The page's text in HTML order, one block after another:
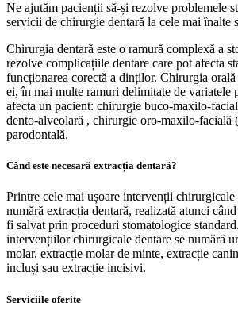
Ne ajutăm pacienții să-și rezolve problemele
servicii de chirurgie dentară la cele mai înalte
Chirurgia dentară este o ramură complexă a
rezolve complicațiile dentare care pot afecta
funcționarea corectă a dinților. Chirurgia
ei, în mai multe ramuri delimitate de variatele
afecta un pacient: chirurgie buco-maxilo-
dento-alveolară , chirurgie oro-maxilo-
parodontală.
Când este necesară extracția dentară?
Printre cele mai ușoare intervenții chirurgicale
numără extracția dentară, realizată atunci
fi salvat prin proceduri stomatologice
intervențiilor chirurgicale dentare se numără
molar, extracție molar de minte, extracție
incluși sau extracție incisivi.
Serviciile oferite